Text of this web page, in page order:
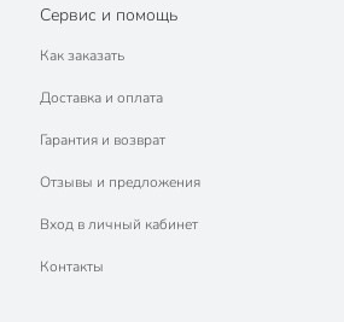
Сервис и помощь
Как заказать
Доставка и оплата
Гарантия и возврат
Отзывы и предложения
Вход в личный кабинет
Контакты